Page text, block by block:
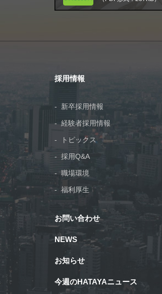
採用情報
新卒採用情報
経験者採用情報
トピックス
採用Q&A
職場環境
福利厚生
お問い合わせ
NEWS
お知らせ
今週のHATAYAニュース